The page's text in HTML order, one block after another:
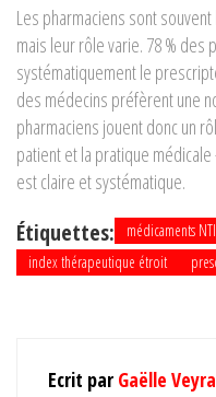
Les pharmaciens sont
mais leur rôle varie. 78 %
systématiquement le
des médecins préfèrent une
pharmaciens jouent donc un
patient et la pratique
est claire et systématique.
Étiquettes: médicaments NTI
index thérapeutique étroit
Ecrit par Gaëlle